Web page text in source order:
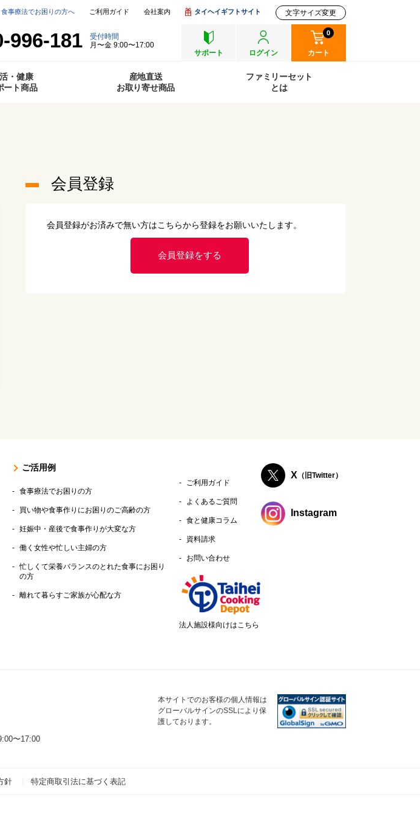
996-181
受付時間
月〜金 9:00〜17:00
サポート
ログイン カート
0
食事療法でお困りの方へ ご利用ガイド 会社案内 タイヘイギフトサイト 文字サイズ変更
・健康
ート商品
産地直送
お取り寄せ商品
ファミリーセット
とは
会員登録
会員登録がお済みで無い方はこちらから登録をお願いいたします。
会員登録をする
ご活用例
食事療法でお困りの方
買い物や食事作りにお困りのご高齢の方
妊娠中・産後で食事作りが大変な方
働く女性や忙しい主婦の方
忙しくて栄養バランスのとれた食事にお困り
の方
離れて暮らすご家族が心配な方
ご利用ガイド
よくあるご質問
食と健康コラム
資料請求
お問い合わせ
法人施設様向けはこちら
X （旧Twitter）
Instagram
〜17:00
本サイトでのお客様の個人情報は
グローバルサインのSSLにより保
護しております。
針 特定商取引法に基づく表記